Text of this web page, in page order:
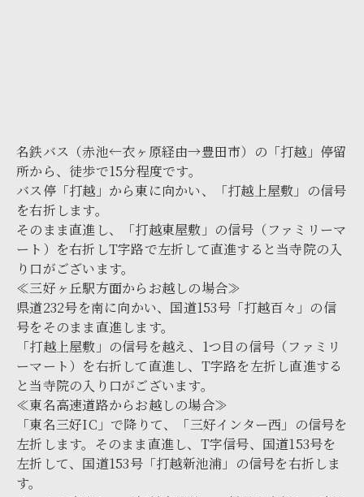
名鉄バス（赤池←衣ヶ原経由→豊田市）の「打越」停留
所から、徒歩で15分程度です。
バス停「打越」から東に向かい、「打越上屋敷」の信号
を右折します。
そのまま直進し、「打越東屋敷」の信号（ファミリーマ
ート）を右折しT字路で左折して直進すると当寺院の入
り口がございます。
≪三好ヶ丘駅方面からお越しの場合≫
県道232号を南に向かい、国道153号「打越百々」の信
号をそのまま直進します。
「打越上屋敷」の信号を越え、1つ目の信号（ファミリ
ーマート）を右折して直進し、T字路を左折し直進する
と当寺院の入り口がございます。
≪東名高速道路からお越しの場合≫
「東名三好IC」で降りて、「三好インター西」の信号を
左折します。そのまま直進し、T字信号、国道153号を
左折して、国道153号「打越新池浦」の信号を右折しま
す。